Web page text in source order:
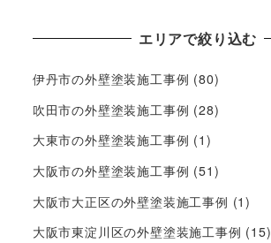
エリアで絞り込む
伊丹市の外壁塗装施工事例 (80)
吹田市の外壁塗装施工事例 (28)
大東市の外壁塗装施工事例 (1)
大阪市の外壁塗装施工事例 (51)
大阪市大正区の外壁塗装施工事例 (1)
大阪市東淀川区の外壁塗装施工事例 (15)